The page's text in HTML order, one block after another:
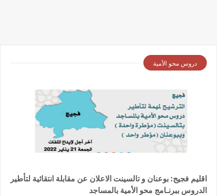
دروس محو الأمية
اقليم فجيج: بوعنان و تالسينت الاعلان عن مقابلة انتقائية لتأطير
الدروس ببرنـامج محو الأمية بالمساجد